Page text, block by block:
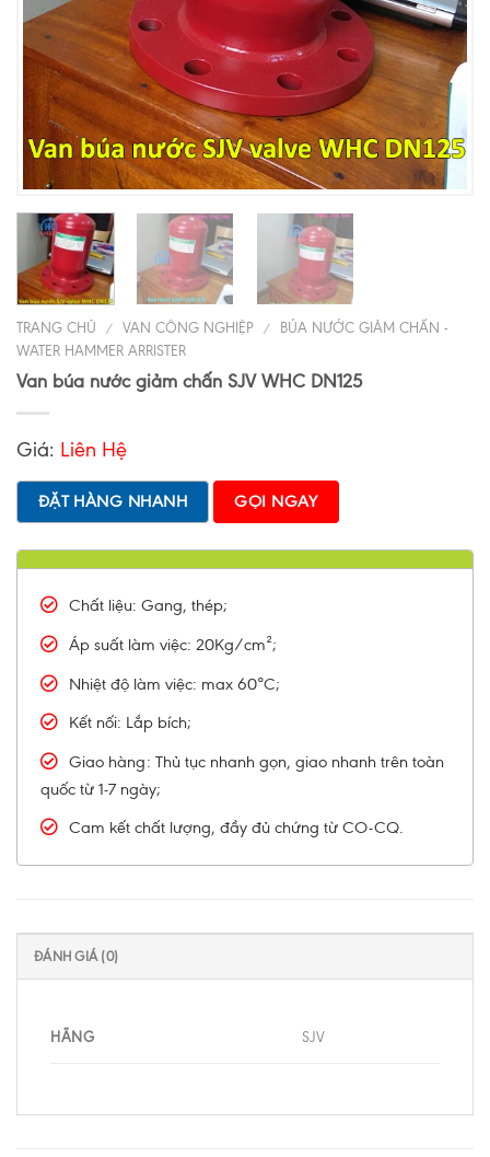
TRANG CHỦ / VAN CÔNG NGHIỆP /
BÚA NƯỚC GIẢM CHẤN -
WATER HAMMER ARRISTER
Van búa nước giảm chấn SJV WHC DN125
Giá: Liên Hệ
ĐẶT HÀNG NHANH GỌI NGAY
Chất liệu: Gang, thép;
Áp suất làm việc: 20Kg/cm²;
Nhiệt độ làm việc: max 60°C;
Kết nối: Lắp bích;
Giao hàng: Thủ tục nhanh gọn, giao nhanh trên toàn
quốc từ 1-7 ngày;
Cam kết chất lượng, đầy đủ chứng từ CO-CQ.
ĐÁNH GIÁ (0)
HÃNG SJV